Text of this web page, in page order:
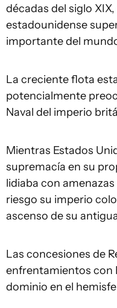
décadas del siglo
estadounidense
importante del
La creciente flota
potencialmente
Naval del imperio
Mientras Estados
supremacía en su
lidiaba con
riesgo su imperio
ascenso de su
Las concesiones de
enfrentamientos con
dominio en el